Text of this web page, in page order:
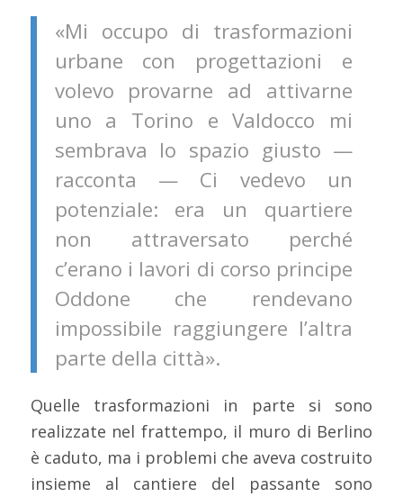
«Mi occupo di trasformazioni
urbane con progettazioni e
volevo provarne ad attivarne
uno a Torino e Valdocco mi
sembrava lo spazio giusto —
racconta — Ci vedevo un
potenziale: era un quartiere
non attraversato perché
c’erano i lavori di corso principe
Oddone che rendevano
impossibile raggiungere l’altra
parte della città».
Quelle trasformazioni in parte si sono
realizzate nel frattempo, il muro di Berlino
è caduto, ma i problemi che aveva costruito
insieme al cantiere del passante sono